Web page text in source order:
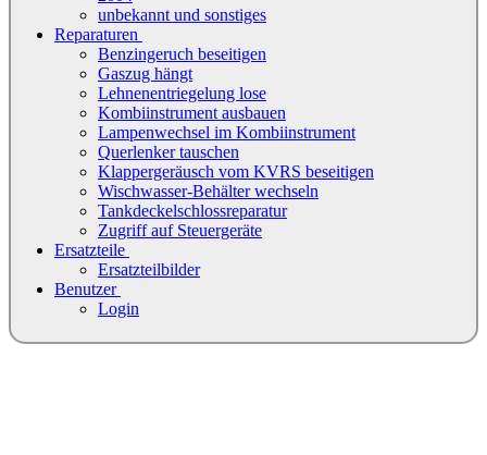
unbekannt und sonstiges
Reparaturen
Benzingeruch beseitigen
Gaszug hängt
Lehnenentriegelung lose
Kombiinstrument ausbauen
Lampenwechsel im Kombiinstrument
Querlenker tauschen
Klappergeräusch vom KVRS beseitigen
Wischwasser-Behälter wechseln
Tankdeckelschlossreparatur
Zugriff auf Steuergeräte
Ersatzteile
Ersatzteilbilder
Benutzer
Login